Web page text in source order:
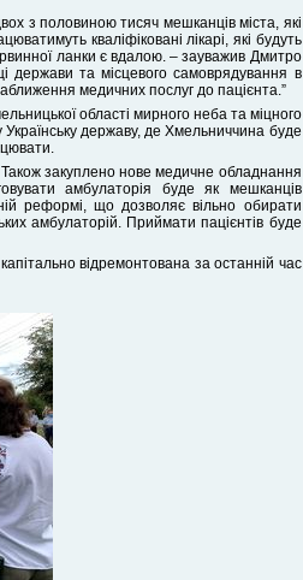
з половиною тисяч мешканців міста, які
кваліфіковані лікарі, які будуть
ланки є вдалою. – зауважив Дмитро
держави та місцевого самоврядування в
медичних послуг до пацієнта.”
області мирного неба та міцного
Українську державу, де Хмельниччина буде
закуплено нове медичне обладнання
амбулаторія буде як мешканців
реформі, що дозволяє вільно обирати
амбулаторій. Приймати пацієнтів буде
відремонтована за останній час